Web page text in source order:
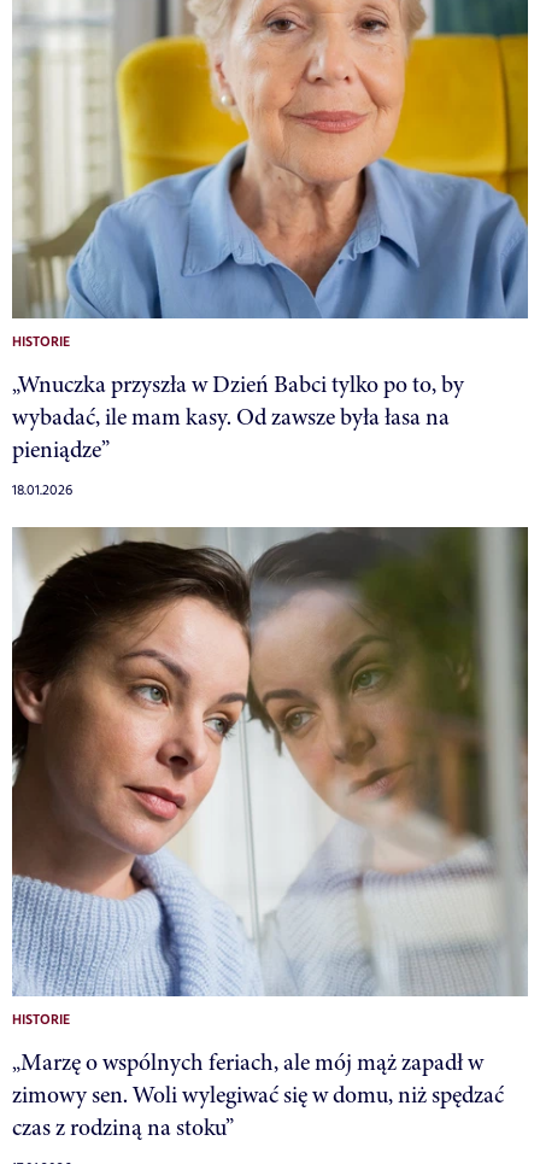
HISTORIE
„Wnuczka przyszła w Dzień Babci tylko po to, by
wybadać, ile mam kasy. Od zawsze była łasa na
pieniądze”
18.01.2026
HISTORIE
„Marzę o wspólnych feriach, ale mój mąż zapadł w
zimowy sen. Woli wylegiwać się w domu, niż spędzać
czas z rodziną na stoku”